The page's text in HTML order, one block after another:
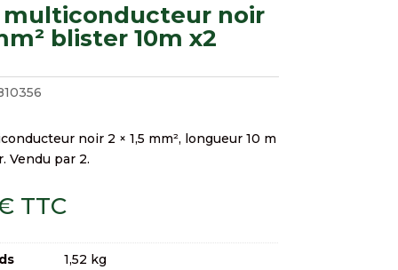
multiconducteur noir
blister 10m x2
noir 2 × 1,5 mm², longueur 10 m
Vendu par 2.
TTC
1,52 kg